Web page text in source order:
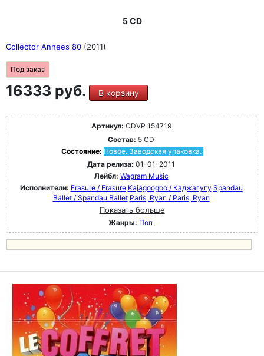
5 CD
Collector Annees 80 (2011)
Под заказ
16333 руб. В корзину
Артикул: CDVP 154719
Состав: 5 CD
Состояние: Новое. Заводская упаковка.
Дата релиза: 01-01-2011
Лейбл: Wagram Music
Исполнители: Erasure / Erasure Kajagoogoo / Каджагугу Spandau
Ballet / Spandau Ballet Paris, Ryan / Paris, Ryan
Показать больше
Жанры: Поп